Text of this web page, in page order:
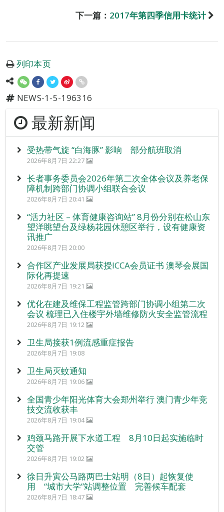
下一篇： 2017年第四季信用卡统计
列印本页
NEWS-1-5-196316
最新新闻
受热带气旋 “白海豚” 影响 部分航班取消
2026年8月7日 22:27
长者事务委员会2026年第二次全体会议及养老保
障机制跨部门协调小组联合会议
2026年8月7日 20:41
“活力社区 – 体育健康咨询站” 8月份分别在松山东
望洋眺望台及绿杨花园休憩区举行，设有健康资
讯推广
2026年8月7日 20:00
合作区产业发展局获授ICCA会员证书 澳琴会展国
际化再提速
2026年8月7日 19:21
优化在建及维保工程监管跨部门协调小组第二次
会议 梳理已入住楼宇外墙维修防火安全监管流程
2026年8月7日 19:12
卫生局接获1例流感重症报告
2026年8月7日 19:08
卫生局灭蚊通知
2026年8月7日 19:06
全国青少年阳光体育大会郑州举行 澳门青少年竞
技交流收获丰
2026年8月7日 19:04
鸡颈马路开展下水道工程 8月10日起实施临时
交管
2026年8月7日 19:02
徐日升寅公马路两巴士站明（8日）起恢复使
用 “城市大学”站调整位置 完善候车配套
2026年8月7日 18:47